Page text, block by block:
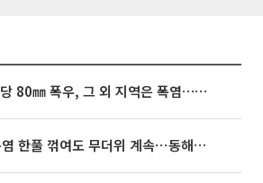
동해안은 시간당 80㎜ 폭우, 그 외 지역은 폭염…‘극과 극 날씨’
[내일 날씨] 폭염 한풀 꺾여도 무더위 계속⋯동해안 이틀 연속 비